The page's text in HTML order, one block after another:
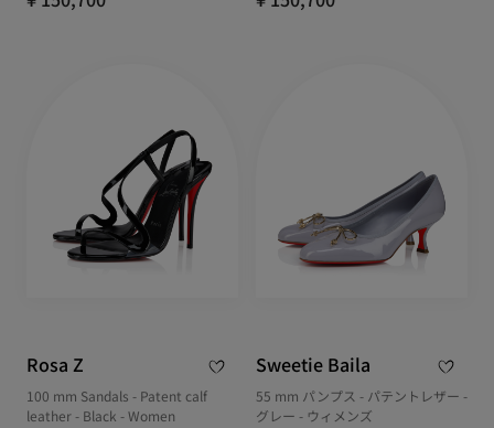
Rosa Z
100 mm Sandals - Patent calf
leather - Black - Women
Sweetie Baila
55 mm パンプス - パテントレザー -
グレー - ウィメンズ